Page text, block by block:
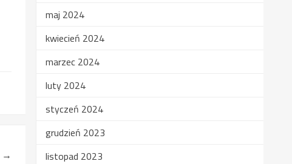
→
maj 2024
kwiecień 2024
marzec 2024
luty 2024
styczeń 2024
grudzień 2023
listopad 2023